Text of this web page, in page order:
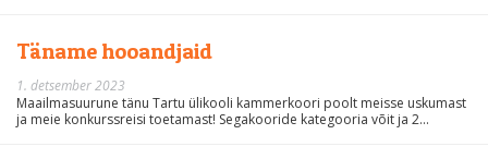
Täname hooandjaid
1. detsember 2023
Maailmasuurune tänu Tartu ülikooli kammerkoori poolt meisse uskumast
ja meie konkurssreisi toetamast! Segakooride kategooria võit ja 2...